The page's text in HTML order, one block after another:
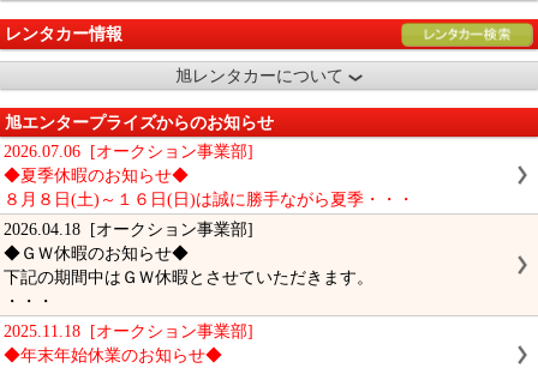
レンタカー情報
旭レンタカーについて
旭エンタープライズからのお知らせ
2026.07.06 [オークション事業部]
◆夏季休暇のお知らせ◆
８月８日(土)～１６日(日)は誠に勝手ながら夏季・・・
2026.04.18 [オークション事業部]
◆ＧＷ休暇のお知らせ◆
下記の期間中はＧＷ休暇とさせていただきます。
・・・
2025.11.18 [オークション事業部]
◆年末年始休業のお知らせ◆